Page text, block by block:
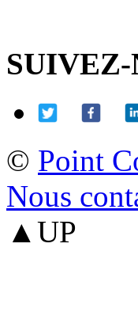
SUIVEZ-
© Point
Nous
▲UP